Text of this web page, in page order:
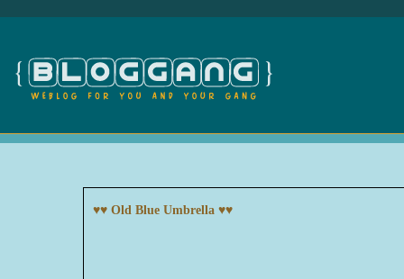
♥♥ Old Blue Umbrella ♥♥